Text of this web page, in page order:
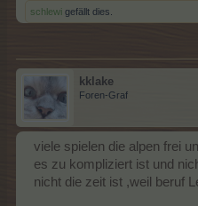
schlewi gefällt dies.
kklake
Foren-Graf
viele spielen die alpen frei
es zu kompliziert ist und
nicht die zeit ist ,weil beruf